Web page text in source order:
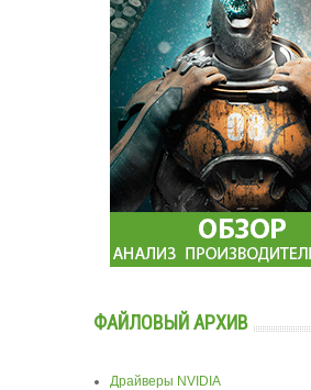
ФАЙЛОВЫЙ АРХИВ
Драйверы NVIDIA